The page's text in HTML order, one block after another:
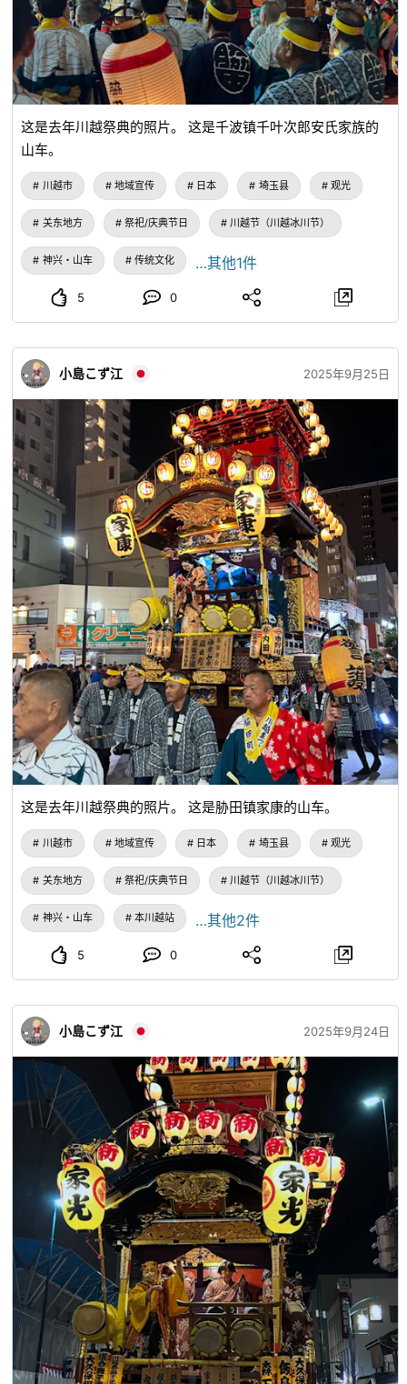
这是去年川越祭典的照片。 这是千波镇千叶次郎安氏家族的
山车。
川越市 地域宣传 日本 埼玉县 观光
关东地方 祭祀/庆典节日 川越节（川越冰川节）
神兴・山车 传统文化 …其他1件
5 0
小島こず江 2025年9月25日
这是去年川越祭典的照片。 这是胁田镇家康的山车。
川越市 地域宣传 日本 埼玉县 观光
关东地方 祭祀/庆典节日 川越节（川越冰川节）
神兴・山车 本川越站 …其他2件
5 0
小島こず江 2025年9月24日